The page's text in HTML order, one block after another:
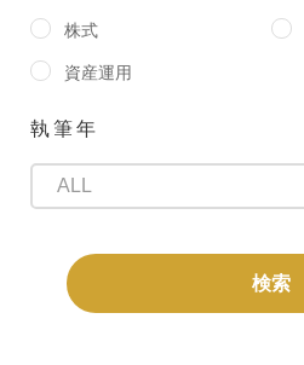
株式
資産運用
執筆年